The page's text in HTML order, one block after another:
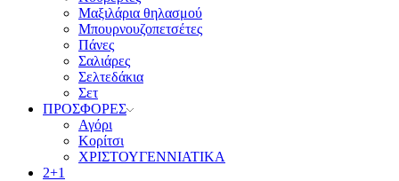
Μαξιλάρια θηλασμού
Μπουρνουζοπετσέτες
Πάνες
Σαλιάρες
Σελτεδάκια
Σετ
ΠΡΟΣΦΟΡΕΣ
Αγόρι
Κορίτσι
ΧΡΙΣΤΟΥΓΕΝΝΙΑΤΙΚΑ
2+1